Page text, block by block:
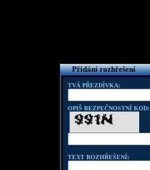
Přidání rozhřešení
TVÁ PŘEZDÍVKA:
OPIŠ BEZPEČNOSTNÍ KOD:
TEXT ROZHŘEŠENÍ: